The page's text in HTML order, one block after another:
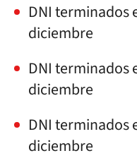
DNI terminados
diciembre
DNI terminados
diciembre
DNI terminados
diciembre